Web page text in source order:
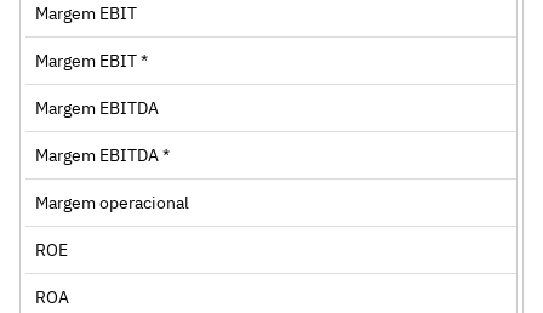
Margem EBIT
Margem EBIT *
Margem EBITDA
Margem EBITDA *
Margem operacional
ROE
ROA